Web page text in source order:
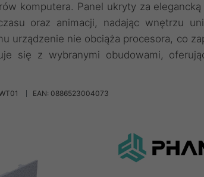
komputera. Panel ukryty za
oraz animacji, nadając wnętrzu
urządzenie nie obciąża procesora, co
się z wybranymi obudowami,
EAN: 0886523004073